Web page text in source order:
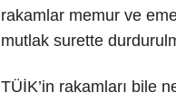
rakamlar memur ve
mutlak surette
TÜİK’in rakamları bile